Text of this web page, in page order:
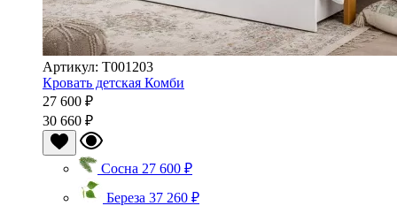
Артикул: Т001203
Кровать детская Комби
27 600 ₽
30 660 ₽
Сосна 27 600 ₽
Береза 37 260 ₽